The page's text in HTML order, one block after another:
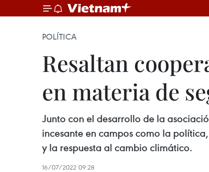
POLÍTICA
Resaltan
en materia de
Junto con el desarrollo de la
incesante en campos como la
y la respuesta al cambio climático.
16/07/2022 09:28